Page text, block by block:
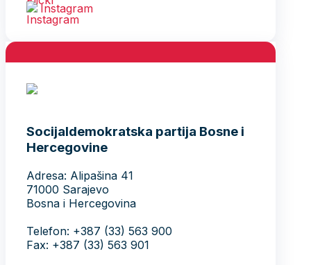
Instagram
Socijaldemokratska partija Bosne i
Hercegovine
Adresa: Alipašina 41
71000 Sarajevo
Bosna i Hercegovina
Telefon: +387 (33) 563 900
Fax: +387 (33) 563 901